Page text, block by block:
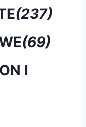
(237)
(69)
I